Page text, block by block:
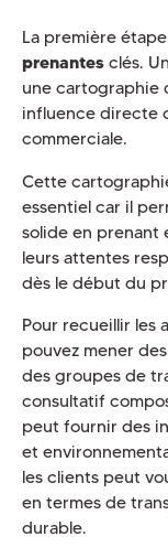
La première
prenantesclés.
une cartographie
influence directe
commerciale.
Cette
essentiel car il
solide en prenant
leurs attentes
dès le début du
Pour recueillir les
pouvez mener
des groupes de
consultatif
peut fournir des
et
les clients peut
en termes de
durable.